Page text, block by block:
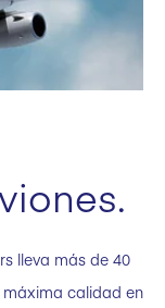
lleva más de 40
calidad en